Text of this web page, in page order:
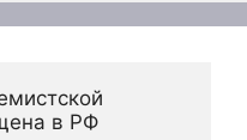
в РФ